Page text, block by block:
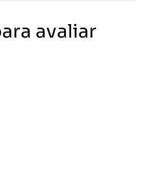
avaliar